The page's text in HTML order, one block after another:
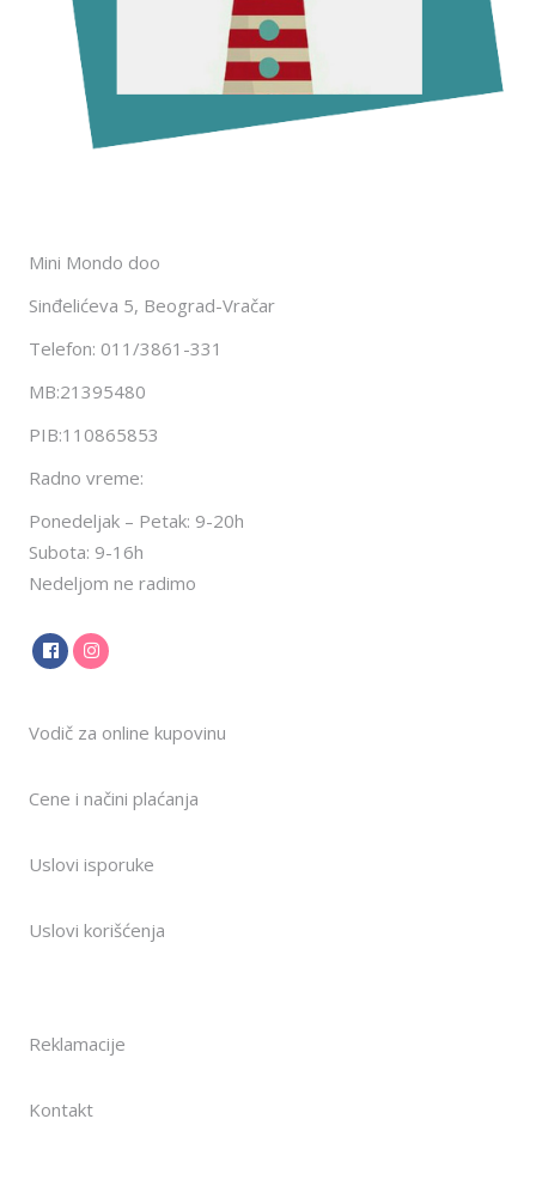
Mini Mondo doo
Sinđelićeva 5, Beograd-Vračar
Telefon: 011/3861-331
MB:21395480
PIB:110865853
Radno vreme:
Ponedeljak – Petak: 9-20h
Subota: 9-16h
Nedeljom ne radimo
Vodič za online kupovinu
Cene i načini plaćanja
Uslovi isporuke
Uslovi korišćenja
Reklamacije
Kontakt